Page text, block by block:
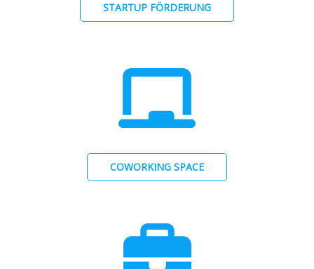
STARTUP FÖRDERUNG
COWORKING SPACE